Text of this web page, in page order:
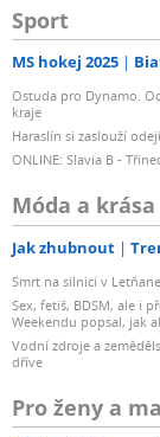
Sport
MS hokej 2025
Ostuda pro Dynamo.
kraje
Haraslín si zaslouží
ONLINE: Slavia B -
Móda a krása
Jak zhubnout
Smrt na silnici v
Sex, fetiš, BDSM, ale i
Weekendu popsal, jak
Vodní zdroje a
dříve
Pro ženy a